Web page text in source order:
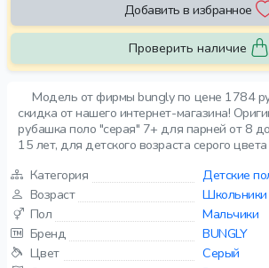
Модель от фирмы bungly по цене 1784
скидка от нашего интернет-магазина!
рубашка поло "серая" 7+ для парней от 8
15 лет, для детского возраста серого
Категория
Детские
Возраст
Школьники
Пол
Мальчики
Бренд
BUNGLY
Цвет
Серый
Добавить в избранное
Проверить наличие